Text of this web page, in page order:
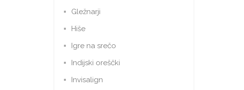
Gležnarji
Hiše
Igre na srečo
Indijski oreščki
Invisalign